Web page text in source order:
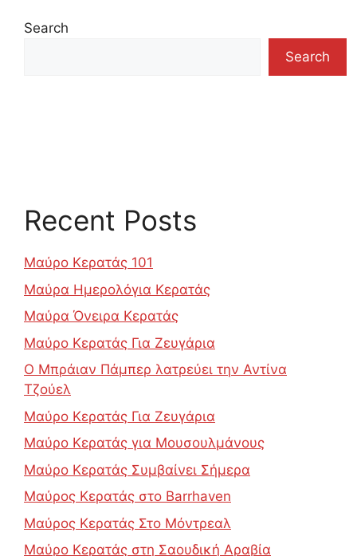
Search
Search
Recent Posts
Μαύρο Κερατάς 101
Μαύρα Ημερολόγια Κερατάς
Μαύρα Όνειρα Κερατάς
Μαύρο Κερατάς Για Ζευγάρια
Ο Μπράιαν Πάμπερ λατρεύει την Αντίνα
Τζούελ
Μαύρο Κερατάς Για Ζευγάρια
Μαύρο Κερατάς για Μουσουλμάνους
Μαύρο Κερατάς Συμβαίνει Σήμερα
Μαύρος Κερατάς στο Barrhaven
Μαύρος Κερατάς Στο Μόντρεαλ
Μαύρο Κερατάς στη Σαουδική Αραβία